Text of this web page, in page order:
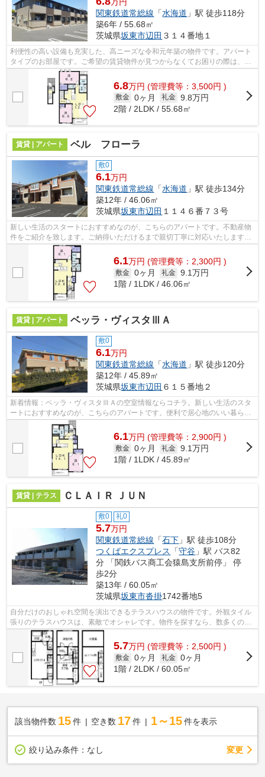
関東鉄道常総線 「水海道 」駅 徒歩118分
築6年 / 55.68㎡
茨城県坂東市辺田 ３１４番地１
利便性の高い設備も充実した、高ニーズな令和元年築の物件です。アパート
タイプのお部屋です。ご希望の賃貸物件が見つからなくてお困りの際は、当
社にお任せ下さい。当社は多種多様な...
6.8万円 (管理費等：3,500円 )
敷金 0ヶ月 礼金 9.8万円
2階 / 2LDK / 55.68㎡
賃貸 | アパート ベル フローラ
敷0
6.1万円
関東鉄道常総線 「水海道 」駅 徒歩134分
築12年 / 46.06㎡
茨城県坂東市辺田 １１４６番７３号
新しい生活のスタートにおすすめなのが、こちらのアパートです。不動産物
件をご紹介を致します。ご納得いただけるまで親切丁寧に対応いたします。
どうぞこちらからご利用ください。
6.1万円 (管理費等：2,300円 )
敷金 0ヶ月 礼金 9.1万円
1階 / 1LDK / 46.06㎡
賃貸 | アパート ベッラ・ヴィスタⅢＡ
敷0
6.1万円
関東鉄道常総線 「水海道 」駅 徒歩120分
築12年 / 45.89㎡
茨城県坂東市辺田 ６１５番地２
新着情報：ベッラ・ヴィスタⅢＡの空室情報ならコチラ。新しい生活のスタ
ートにおすすめなのが、こちらのアパートです。便利で居心地のいい暮らし
をしたいとお考えなら、当社のオススメ...
6.1万円 (管理費等：2,900円 )
敷金 0ヶ月 礼金 9.1万円
1階 / 1LDK / 45.89㎡
賃貸 | テラス ＣＬＡＩＲ ＪＵＮ
敷0 礼0
5.7万円
関東鉄道常総線 「石下 」駅 徒歩108分
つくばエクスプレス
「守谷 」駅 バス82
分 「関鉄バス商工会猿島支所前停」 停
歩2分
築13年 / 60.05㎡
茨城県坂東市沓掛1742番地5
自分だけのおしゃれ空間を演出できるテラスハウスの物件です。外観タイル
張りのテラスハウスは、素敵でオシャレです。物件を探すなら、数多くの物
件情報をご覧下さい。失敗しないお部...
5.7万円 (管理費等：2,500円 )
敷金 0ヶ月 礼金 0ヶ月
1階 / 2LDK / 60.05㎡
該当物件数 15件 空き数 17 件 1～15 件を表示
絞り込み条件： なし 変更